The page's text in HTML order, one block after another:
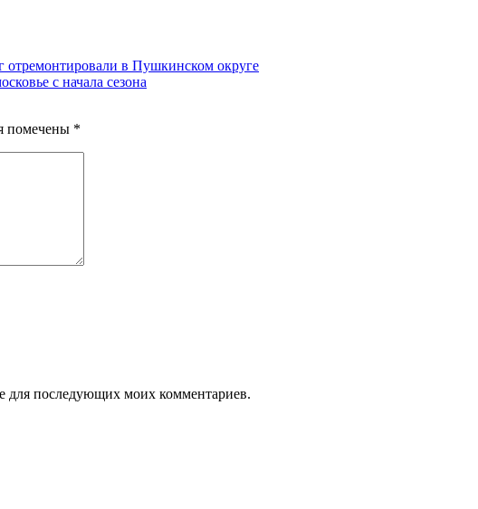
отремонтировали в Пушкинском округе
с начала сезона
помечены *
для последующих моих комментариев.